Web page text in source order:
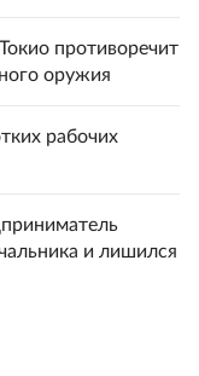
противоречит
оружия
рабочих
и лишился